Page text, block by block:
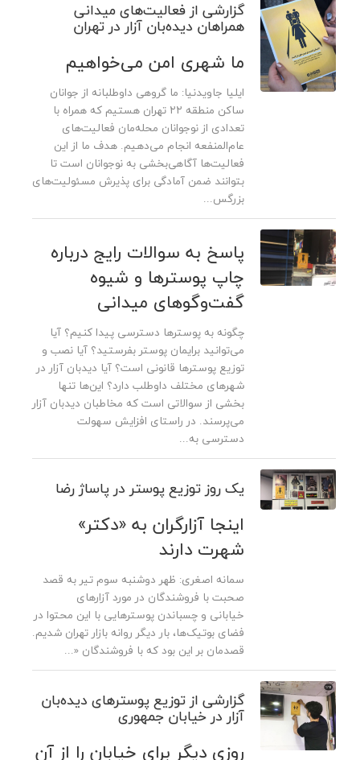
گزارشی از فعالیت‌های میدانی
همراهان دیده‌بان آزار در تهران
ما شهری امن می‌خواهیم
ایلیا جاویدنیا: ما گروهی داوطلبانه از جوانان
ساکن منطقه ۲۲ تهران هستیم که همراه با
تعدادی از نوجوانان محله‌مان فعالیت‌های
عام‌المنفعه انجام می‌دهیم. هدف ما از این
فعالیت‌ها آگاهی‌بخشی به نوجوانان است تا
بتوانند ضمن آمادگی برای پذیرش مسئولیت‌های
بزرگس...
پاسخ به سوالات رایج درباره
چاپ پوسترها و شیوه‌
گفت‌وگوهای میدانی
چگونه به پوسترها دسترسی پیدا کنیم؟ آیا
می‌توانید برایمان پوستر بفرستید؟ آیا نصب و
توزیع پوسترها قانونی است؟ آیا دیدبان آزار در
شهرهای مختلف داوطلب دارد؟ این‌ها تنها
بخشی از سوالاتی است که مخاطبان دیدبان آزار
می‌پرسند. در راستای افزایش سهولت
دسترسی به...
یک روز توزیع پوستر در پاساژ رضا
اینجا آزارگران به «دکتر»
شهرت دارند
سمانه اصغری: ظهر دوشنبه سوم تیر به قصد
صحبت با فروشندگان در مورد آزارهای
خیابانی و چسباندن پوسترهایی با این محتوا در
فضای بوتیک‌ها، بار دیگر روانه بازار تهران شدیم.
قصدمان بر این بود که با فروشندگان «...
گزارشی از توزیع پوسترهای دیده‌‌بان
آزار در خیابان جمهوری
روزی دیگر برای خیابان را از آن